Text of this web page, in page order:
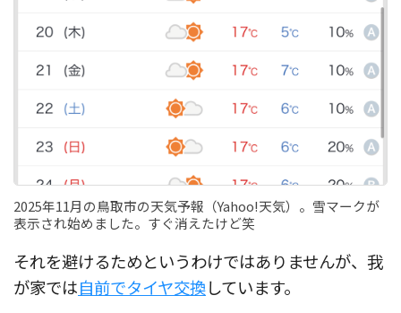
2025年11月の鳥取市の天気予報（Yahoo!天気）。雪マークが
表示され始めました。すぐ消えたけど笑
それを避けるためというわけではありませんが、我
が家では自前でタイヤ交換しています。